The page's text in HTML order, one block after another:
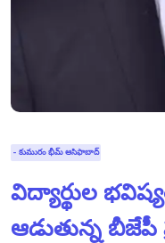
- కుమురం భీమ్ ఆసిఫాబాద్
విద్యార్థుల
ఆడుతున్న బీజేపీ